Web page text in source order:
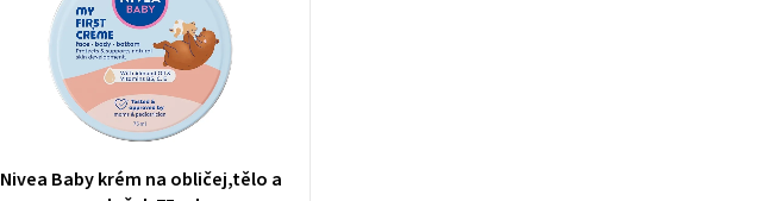
Nivea Baby krém na obličej,tělo a